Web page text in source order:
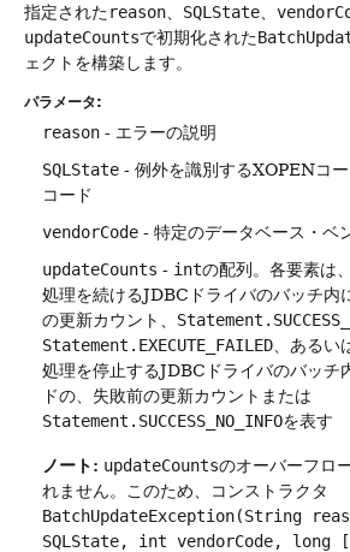
指定されたreason SQLState
updateCountsで初期化された
ェクトを構築します。
パラメータ:
reason - エラーの説明
SQLState - 例外を識別するXOPENコ
コード
vendorCode - 特定のデータベース・ベ
updateCounts - intの配列。各要素は
処理を続けるJDBCドライバのバッチ内
の更新カウント、
Statement.EXECUTE_FAILED 、ある
処理を停止するJDBCドライバのバッチ
ドの、失敗前の更新カウントまたは
Statement.SUCCESS_NO_INFOを表す
ノート: updateCountsのオーバーフロ
れません。このため、コンストラクタ
BatchUpdateException(String
SQLState, int vendorCode, long